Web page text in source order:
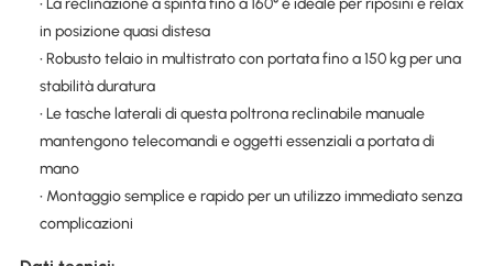
in posizione quasi distesa
• Robusto telaio in multistrato con portata fino a 150 kg per una
stabilità duratura
• Le tasche laterali di questa poltrona reclinabile manuale
mantengono telecomandi e oggetti essenziali a portata di
mano
• Montaggio semplice e rapido per un utilizzo immediato senza
complicazioni